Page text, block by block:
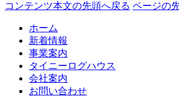
コンテンツ本文の先頭へ戻る ページの
ホーム
新着情報
事業案内
タイニーログハウス
会社案内
お問い合わせ